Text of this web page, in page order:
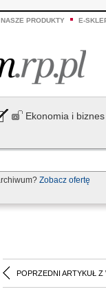
PRODUKTY E-
Ekonomia i biznes
Zobacz ofertę
POPRZEDNI ARTYKUŁ Z